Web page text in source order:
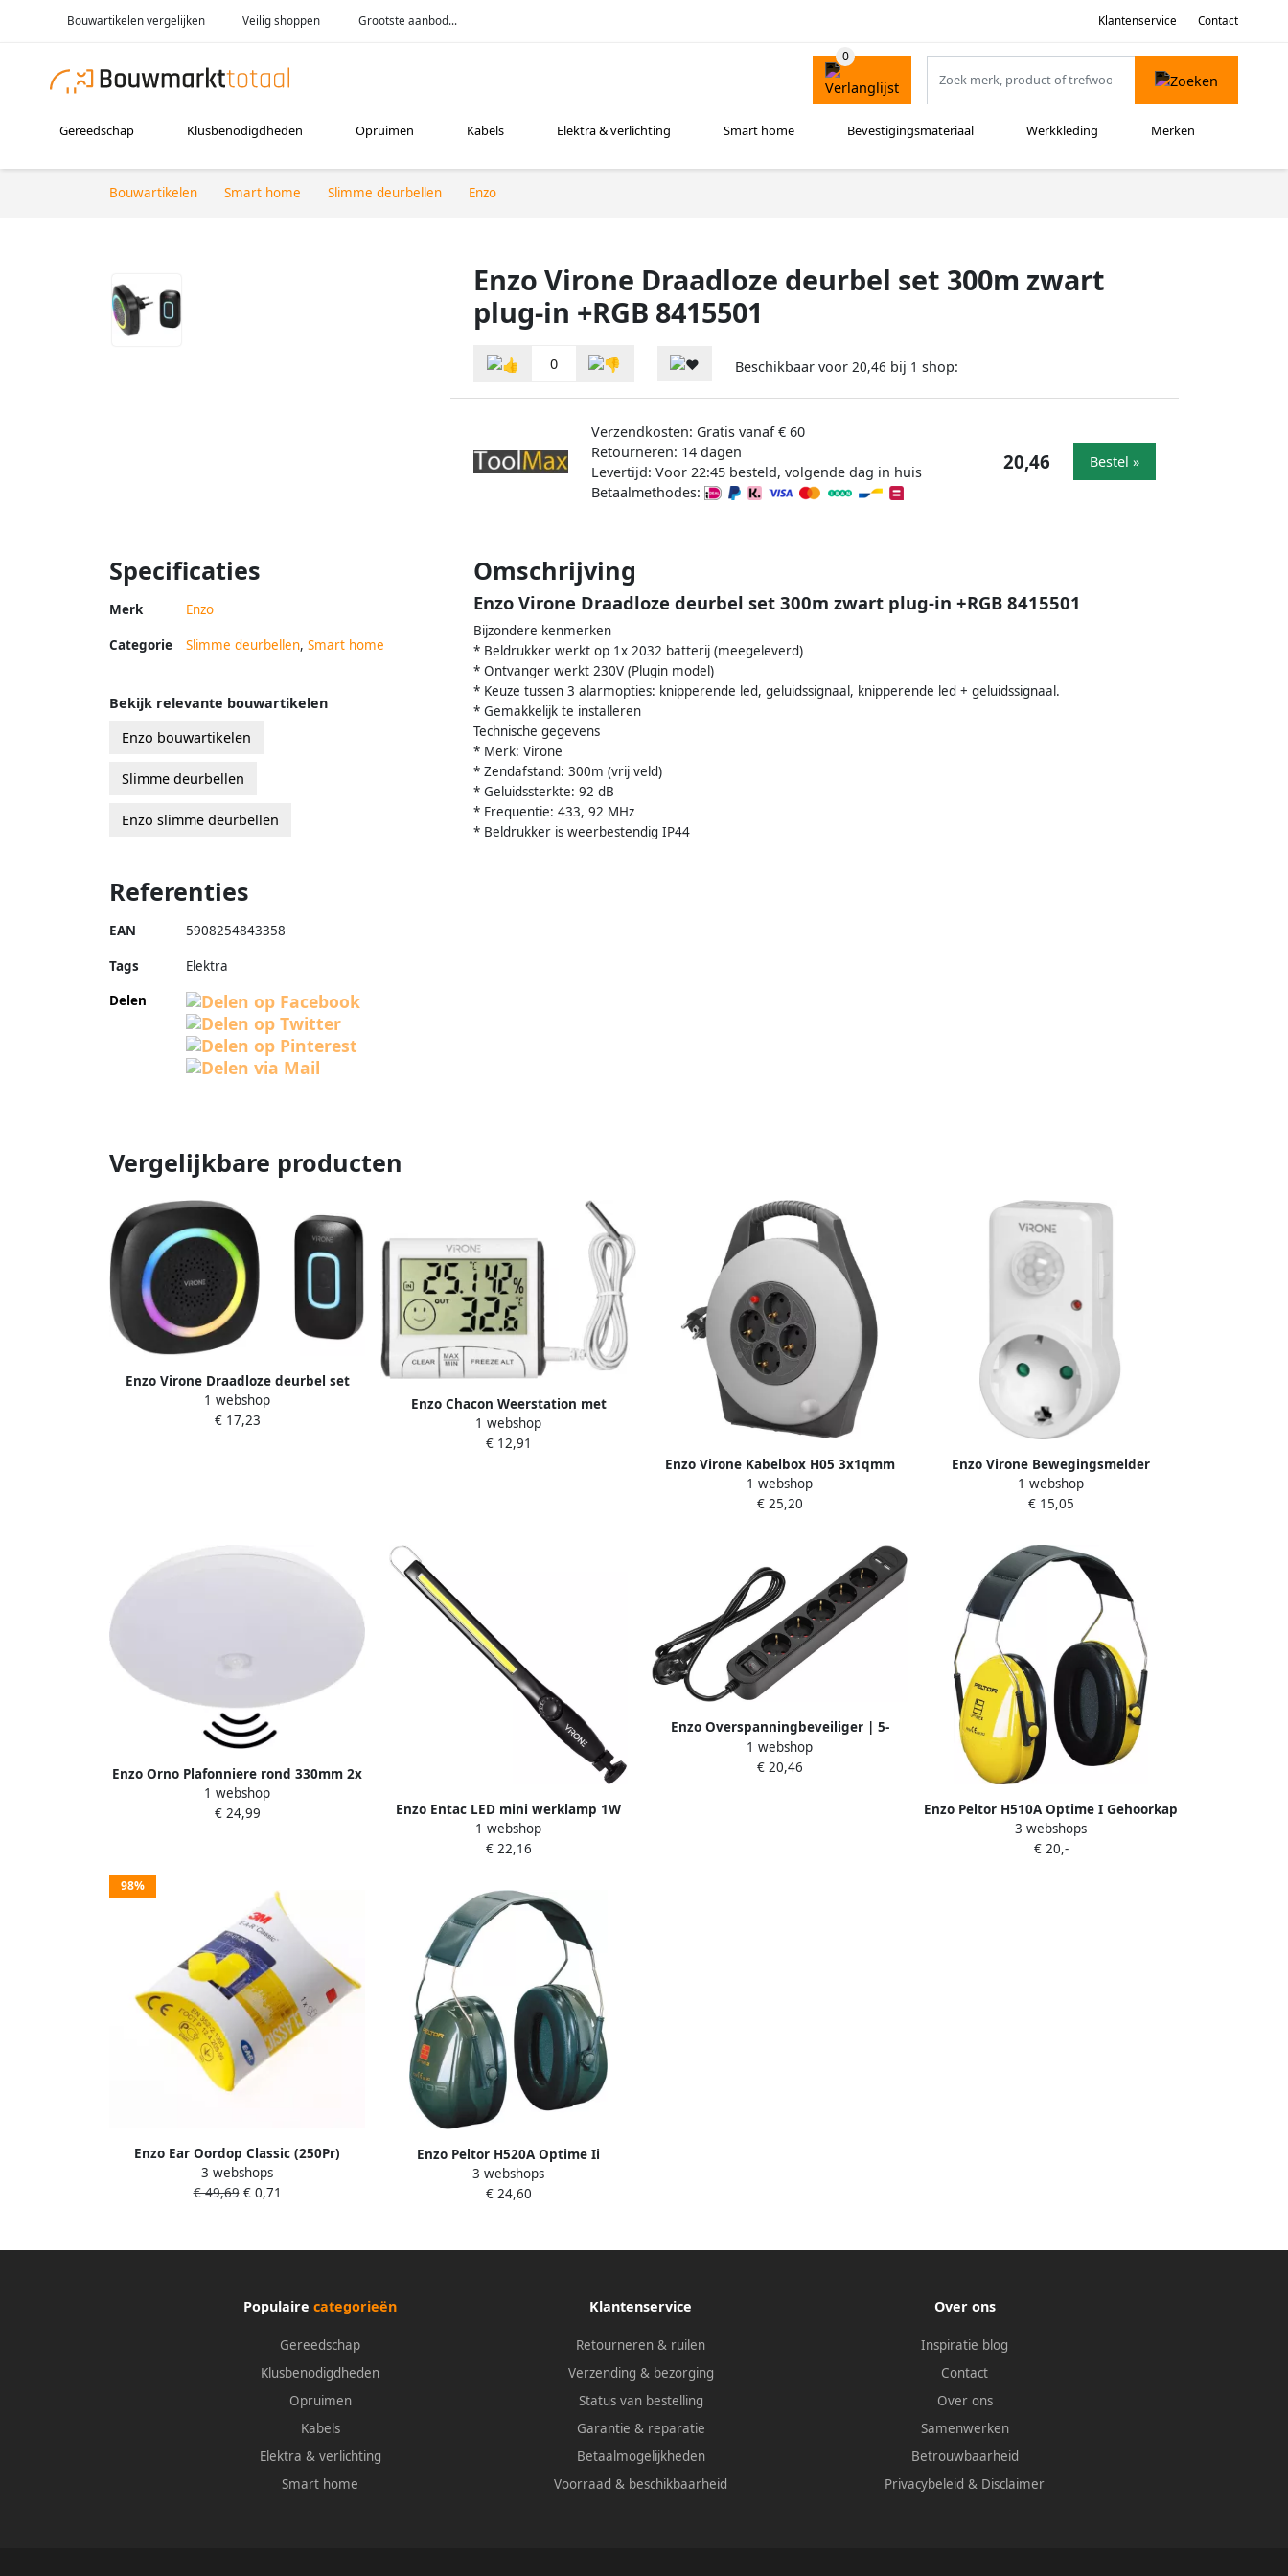
Bouwartikelen vergelijken Veilig shoppen Grootste aanbod... Klantenservice Contact
Gereedschap Klusbenodigdheden Opruimen Kabels Elektra & verlichting Smart home Bevestigingsmateriaal Werkkleding Merken
Bouwartikelen Smart home Slimme deurbellen Enzo
Enzo Virone Draadloze deurbel set 300m zwart
plug-in +RGB 8415501
0 Beschikbaar voor 20,46 bij 1 shop:
Verzendkosten: Gratis vanaf € 60
Retourneren: 14 dagen
Levertijd: Voor 22:45 besteld, volgende dag in huis
Betaalmethodes:
20,46 Bestel »
Specificaties
Merk Enzo
Categorie Slimme deurbellen, Smart home
Omschrijving
Enzo Virone Draadloze deurbel set 300m zwart plug-in +RGB 8415501
Bijzondere kenmerken
* Beldrukker werkt op 1x 2032 batterij (meegeleverd)
* Ontvanger werkt 230V (Plugin model)
* Keuze tussen 3 alarmopties: knipperende led, geluidssignaal, knipperende led + geluidssignaal.
* Gemakkelijk te installeren
Technische gegevens
* Merk: Virone
* Zendafstand: 300m (vrij veld)
* Geluidssterkte: 92 dB
* Frequentie: 433, 92 MHz
* Beldrukker is weerbestendig IP44
Bekijk relevante bouwartikelen
Enzo bouwartikelen
Slimme deurbellen
Enzo slimme deurbellen
Referenties
EAN 5908254843358
Tags
Elektra
Delen
Vergelijkbare producten
Enzo Virone Draadloze deurbel set
300m zwart +RGB 8415500
1 webshop
€ 17,23
Enzo Chacon Weerstation met
draadloze buitensensor+barometer
kleur 8150190
1 webshop
€ 12,91
Enzo Virone Kabelbox H05 3x1qmm
grijs zwart 10m 1167211
1 webshop
€ 25,20
Enzo Virone Bewegingsmelder
stopcontactmodel wit 3900340
1 webshop
€ 15,05
Enzo Orno Plafonniere rond 330mm 2x
E27 met bewegingssensor 5017812
1 webshop
€ 24,99
Enzo Entac LED mini werklamp 1W
COB blauw 5700230
1 webshop
€ 22,16
Enzo Overspanningbeveiliger | 5-
voudig | 1 5m| 2x USB zwart 3873750
1 webshop
€ 20,46
Enzo Peltor H510A Optime I Gehoorkap
Geel 31990010
3 webshops
€ 20,-
98%
Enzo Ear Oordop Classic (250Pr)
Herbruikbaar Geel 31303000
3 webshops
€ 49,69€ 0,71
Enzo Peltor H520A Optime Ii
Gehoorkap Groen 31970010
3 webshops
€ 24,60
Populaire categorieën
Gereedschap
Klusbenodigdheden
Opruimen
Kabels
Elektra & verlichting
Smart home
Klantenservice
Retourneren & ruilen
Verzending & bezorging
Status van bestelling
Garantie & reparatie
Betaalmogelijkheden
Voorraad & beschikbaarheid
Over ons
Inspiratie blog
Contact
Over ons
Samenwerken
Betrouwbaarheid
Privacybeleid & Disclaimer